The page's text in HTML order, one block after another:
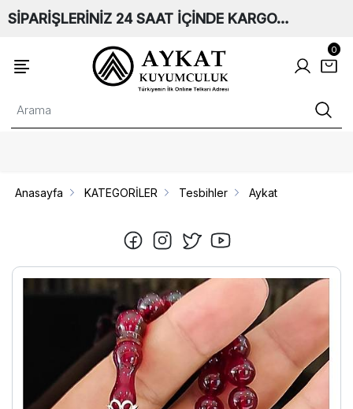
SİPARİŞLERİNİZ 24 SAAT İÇİNDE KARGO…
0
Anasayfa KATEGORİLER Tesbihler Aykat